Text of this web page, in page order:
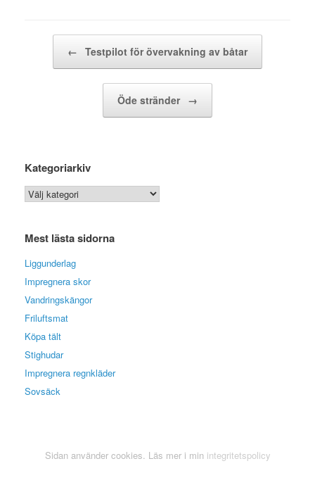
← Testpilot för övervakning av båtar
Öde stränder →
Kategoriarkiv
Kategoriarkiv
Mest lästa sidorna
Liggunderlag
Impregnera skor
Vandringskängor
Friluftsmat
Köpa tält
Stighudar
Impregnera regnkläder
Sovsäck
Sidan använder cookies. Läs mer i min integritetspolicy